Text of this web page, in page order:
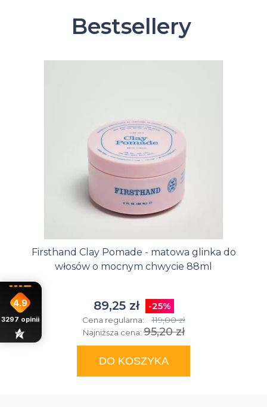
Bestsellery
Firsthand Clay Pomade - matowa glinka do
włosów o mocnym chwycie 88ml
89,25 zł -25%
Cena regularna: 119,00 zł
Najniższa cena:95,20 zł
DO KOSZYKA
4.9
3297 opinii